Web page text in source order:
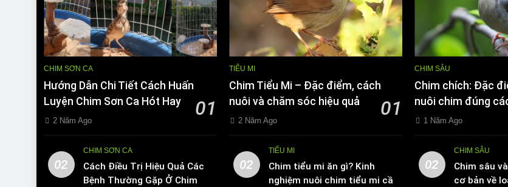
CHIM SƠN CA
Hướng Dẫn Chi Tiết Cách Huấn
Luyện Chim Sơn Ca Hót Hay
01
2 Năm Ago
02
CHIM SƠN CA
Cách Điều Trị Hiệu Quả Các
Bệnh Thường Gặp Ở Chim
TIỂU MI
Chim Tiểu Mi – Đặc điểm, cách
nuôi và chăm sóc hiệu quả
01
2 Năm Ago
02
TIỂU MI
Chim tiểu mi ăn gì? Kinh
nghiệm nuôi chim tiểu mi cần
CHIM SÂU
Chim chích: Đặc
nuôi chim đúng
1 Năm Ago
02
CHIM SÂU
Chim sâu
cơ bản về